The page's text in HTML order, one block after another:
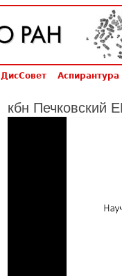
ДисСовет Аспирантура
кбн Печковский